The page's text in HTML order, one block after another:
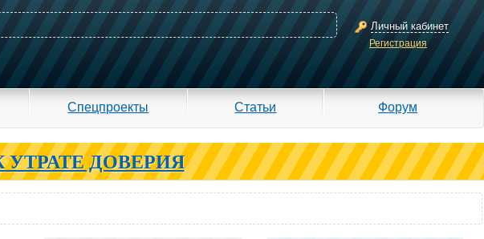
Личный кабинет
Регистрация
Спецпроекты Статьи Форум
УТРАТЕ ДОВЕРИЯ